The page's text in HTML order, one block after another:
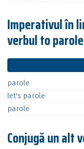
Imperativul în
verbul to
parole
let's parole
parole
Conjugă un alt